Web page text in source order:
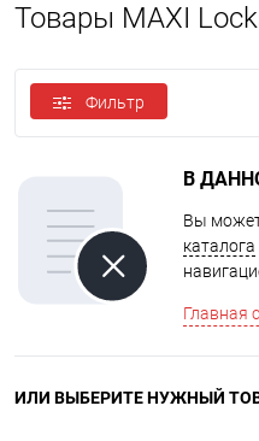
Товары MAXI
Фильтр
В
Вы
каталога
Главная
ИЛИ ВЫБЕРИТЕ НУЖНЫЙ